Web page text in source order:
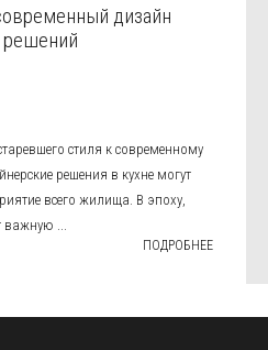
дизайн
решений
стиля к современному
решения в кухне могут
всего жилища. В эпоху,
важную ...
ПОДРОБНЕЕ